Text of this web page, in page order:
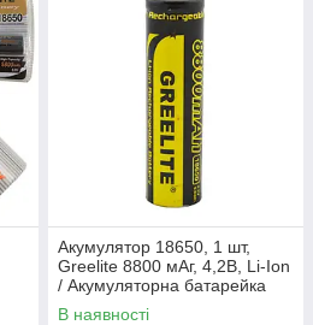
Акумулятор 18650, 1 шт,
Greelite 8800 мАг, 4,2В, Li-Ion
/ Акумуляторна батарейка
В наявності